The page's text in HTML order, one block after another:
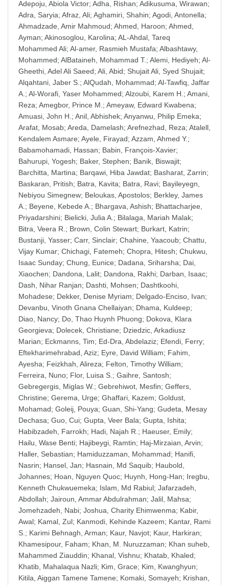
Adepoju, Abiola Victor; Adha, Rishan; Adikusuma, Wirawan;
Adra, Saryia; Afraz, Ali; Aghamiri, Shahin; Agodi, Antonella;
Ahmadzade, Amir Mahmoud; Ahmed, Haroon; Ahmed,
Ayman; Akinosoglou, Karolina; AL-Ahdal, Tareq
Mohammed Ali; Al-amer, Rasmieh Mustafa; Albashtawy,
Mohammed; AlBataineh, Mohammad T.; Alemi, Hediyeh; Al-
Gheethi, Adel Ali Saeed; Ali, Abid; Shujait Ali, Syed Shujait;
Alqahtani, Jaber S. ; AlQudah, Mohammad; Al-Tawfiq, Jaffar
A. ; Al-Worafi, Yaser Mohammed; Alzoubi, Karem H. ; Amani,
Reza; Amegbor, Prince M. ; Ameyaw, Edward Kwabena;
Amuasi, John H. ; Anil, Abhishek; Anyanwu, Philip Emeka;
Arafat, Mosab; Areda, Damelash; Arefnezhad, Reza; Atalell,
Kendalem Asmare; Ayele, Firayad; Azzam, Ahmed Y.;
Babamohamadi, Hassan; Babin, François-Xavier;
Bahurupi, Yogesh; Baker, Stephen; Banik, Biswajit;
Barchitta, Martina; Barqawi, Hiba Jawdat; Basharat, Zarrin;
Baskaran, Pritish; Batra, Kavita; Batra, Ravi; Bayileyegn,
Nebiyou Simegnew; Beloukas, Apostolos; Berkley, James
A. ; Beyene, Kebede A. ; Bhargava, Ashish; Bhattacharjee,
Priyadarshini; Bielicki, Julia A. ; Bilalaga, Mariah Malak;
Bitra, Veera R. ; Brown, Colin Stewart; Burkart, Katrin;
Bustanji, Yasser; Carr, Sinclair; Chahine, Yaacoub; Chattu,
Vijay Kumar; Chichagi, Fatemeh; Chopra, Hitesh; Chukwu,
Isaac Sunday; Chung, Eunice; Dadana, Sriharsha; Dai,
Xiaochen; Dandona, Lalit; Dandona, Rakhi; Darban, Isaac;
Dash, Nihar Ranjan; Dashti, Mohsen; Dashtkoohi,
Mohadese; Dekker, Denise Myriam; Delgado-Enciso, Ivan;
Devanbu, Vinoth Gnana Chellaiyan; Dhama, Kuldeep;
Diao, Nancy; Do, Thao Huynh Phuong; Dokova, Klara
Georgieva; Dolecek, Christiane; Dziedzic, Arkadiusz
Marian; Eckmanns, Tim; Ed-Dra, Abdelaziz; Efendi, Ferry;
Eftekharimehrabad, Aziz; Eyre, David William; Fahim,
Ayesha; Feizkhah, Alireza; Felton, Timothy William;
Ferreira, Nuno; Flor, Luisa S. ; Gaihre, Santosh;
Gebregergis, Miglas W. ; Gebrehiwot, Mesfin; Geffers,
Christine; Gerema, Urge; Ghaffari, Kazem; Goldust,
Mohamad; Goleij, Pouya; Guan, Shi-Yang; Gudeta, Mesay
Dechasa; Guo, Cui; Gupta, Veer Bala; Gupta, Ishita;
Habibzadeh, Farrokh; Hadi, Najah R. ; Haeuser, Emily;
Hailu, Wase Benti; Hajibeygi, Ramtin; Haj-Mirzaian, Arvin;
Haller, Sebastian; Hamiduzzaman, Mohammad; Hanifi,
Nasrin; Hansel, Jan; Hasnain, Md Saquib; Haubold,
Johannes; Hoan, Nguyen Quoc; Huynh, Hong-Han; Iregbu,
Kenneth Chukwuemeka; Islam, Md Rabiul; Jafarzadeh,
Abdollah; Jairoun, Ammar Abdulrahman; Jalil, Mahsa;
Jomehzadeh, Nabi; Joshua, Charity Ehimwenma; Kabir,
Awal; Kamal, Zul; Kanmodi, Kehinde Kazeem; Kantar, Rami
S. ; Karimi Behnagh, Arman; Kaur, Navjot; Kaur, Harkiran;
Khamesipour, Faham; Khan, M. Nuruzzaman; Khan suheb,
Mahammed Ziauddin; Khanal, Vishnu; Khatab, Khaled;
Khatib, Mahalaqua Nazli; Kim, Grace; Kim, Kwanghyun;
Kitila, Aiggan Tamene Tamene; Komaki, Somayeh; Krishan,